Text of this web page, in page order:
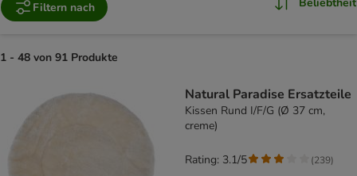
Filtern nach
1 - 48 von 91 Produkte
Natural Paradise Ersatzteile
Kissen Rund I/F/G (Ø 37 cm,
creme)
Rating: 3.1/5 (239)